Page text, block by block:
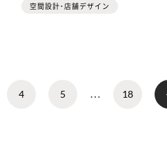
空間設計・店舗デザイン
4 5 … 18